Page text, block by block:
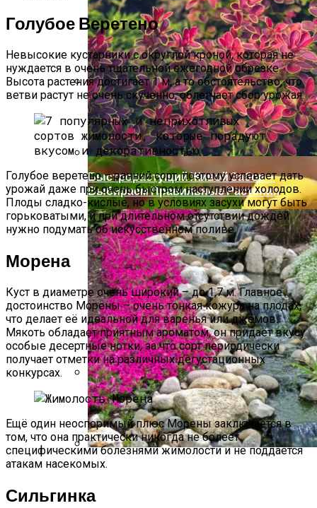
Прищипывание Огурцов: Зачем И Как
Нужно Проводить
Секреты Выращивания Томатов От
Опытных Огородников
Быстрорастущий Живой Забор —
Выбираем Правильные Растения
Альпийская Горка – Как Сделать
Голубое Веретено
Невысокие кустарники с округлой кроной, которая не
нуждается в очень тщательной ежегодной обрезке.
Высота растения достигает 1 м, а то обстоятельство, что
ветви растут не очень скученно, облегчает сбор урожая.
Голубое веретено – ранний сорт, поэтому успевает дать
урожай даже при очень быстром наступлении холодов.
Плоды сладко-кислые, но в условиях засухи могут быть
горьковатыми, и при длительном отсутствии дождей
нужно подумать об искусственном поливе.
Морена
Куст в диаметре очень широкий – до 1,7 м. Главное
достоинство Морены – очень тонкая кожура на плодах,
что делает её идеальной для варенья или джемов.
Мякоть обладает приятным ароматом, он придаёт вкусу
особые десертные нотки, за что сорт периодически
получает отметки на различных дегустационных
конкурсах.
Ещё один неоспоримый плюс Морены заключается в
том, что она практически никогда не болеет
специфическими болезнями жимолости и не поддаётся
атакам насекомых.
Сильгинка